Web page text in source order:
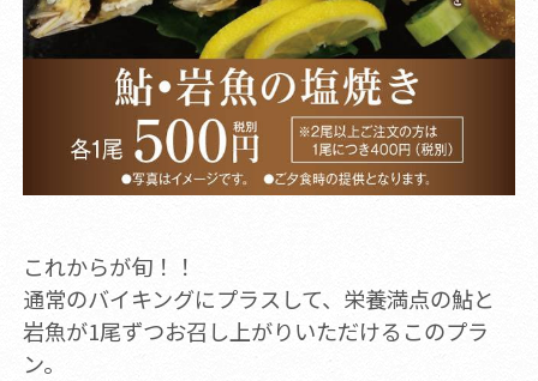
これからが旬！！
通常のバイキングにプラスして、栄養満点の鮎と
岩魚が1尾ずつお召し上がりいただけるこのプラ
ン。